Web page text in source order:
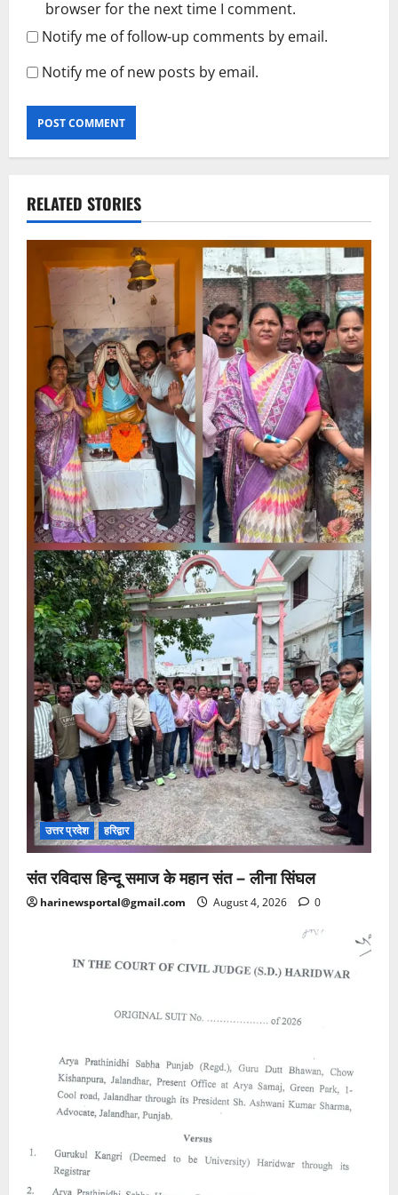
browser for the next time I comment.
Notify me of follow-up comments by email.
Notify me of new posts by email.
RELATED STORIES
उत्तर प्रदेश हरिद्वार
संत रविदास हिन्दू समाज के महान संत – लीना सिंघल
harinewsportal@gmail.com August 4, 2026 0